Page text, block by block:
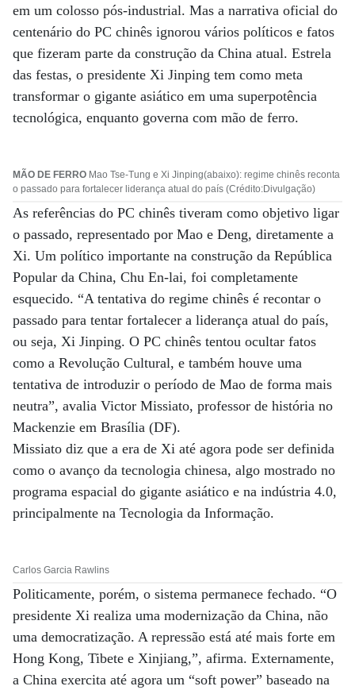
em um colosso pós-industrial. Mas a narrativa oficial do
centenário do PC chinês ignorou vários políticos e fatos
que fizeram parte da construção da China atual. Estrela
das festas, o presidente Xi Jinping tem como meta
transformar o gigante asiático em uma superpotência
tecnológica, enquanto governa com mão de ferro.
MÃO DE FERRO Mao Tse-Tung e Xi Jinping(abaixo): regime chinês reconta
o passado para fortalecer liderança atual do país (Crédito:Divulgação)
As referências do PC chinês tiveram como objetivo ligar
o passado, representado por Mao e Deng, diretamente a
Xi. Um político importante na construção da República
Popular da China, Chu En-lai, foi completamente
esquecido. “A tentativa do regime chinês é recontar o
passado para tentar fortalecer a liderança atual do país,
ou seja, Xi Jinping. O PC chinês tentou ocultar fatos
como a Revolução Cultural, e também houve uma
tentativa de introduzir o período de Mao de forma mais
neutra”, avalia Victor Missiato, professor de história no
Mackenzie em Brasília (DF).
Missiato diz que a era de Xi até agora pode ser definida
como o avanço da tecnologia chinesa, algo mostrado no
programa espacial do gigante asiático e na indústria 4.0,
principalmente na Tecnologia da Informação.
Carlos Garcia Rawlins
Politicamente, porém, o sistema permanece fechado. “O
presidente Xi realiza uma modernização da China, não
uma democratização. A repressão está até mais forte em
Hong Kong, Tibete e Xinjiang,”, afirma. Externamente,
a China exercita até agora um “soft power” baseado na